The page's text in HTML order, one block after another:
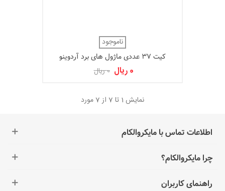
ناموجود
کیت 37 عددی ماژول های برد آردوینو
0 ریال 0 ریال
نمایش 1 تا 7 از 7 مورد
اطلاعات تماس با مایکروالکام
چرا مایکروالکام؟
راهنمای کاربران